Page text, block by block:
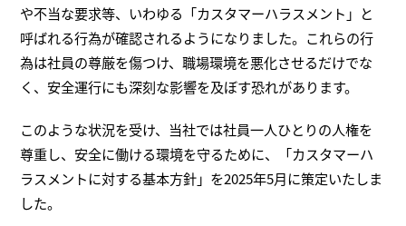
や不当な要求等、いわゆる「カスタマーハラスメント」と
呼ばれる行為が確認されるようになりました。これらの行
為は社員の尊厳を傷つけ、職場環境を悪化させるだけでな
く、安全運行にも深刻な影響を及ぼす恐れがあります。
このような状況を受け、当社では社員一人ひとりの人権を
尊重し、安全に働ける環境を守るために、「カスタマーハ
ラスメントに対する基本方針」を2025年5月に策定いたしま
した。